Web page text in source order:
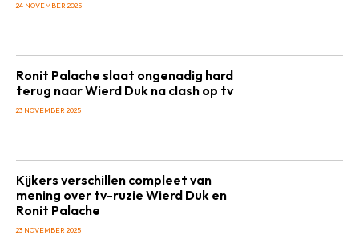
24 NOVEMBER 2025
Ronit Palache slaat ongenadig hard
terug naar Wierd Duk na clash op tv
23 NOVEMBER 2025
Kijkers verschillen compleet van
mening over tv-ruzie Wierd Duk en
Ronit Palache
23 NOVEMBER 2025